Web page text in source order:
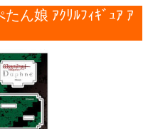
たん娘 ｱｸﾘﾙﾌｨｷﾞｭｱ ｱ